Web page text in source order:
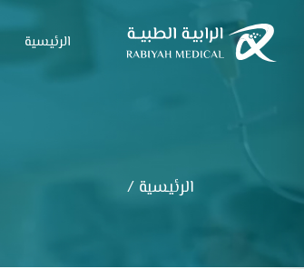
الرئيسية
الرئيسية /